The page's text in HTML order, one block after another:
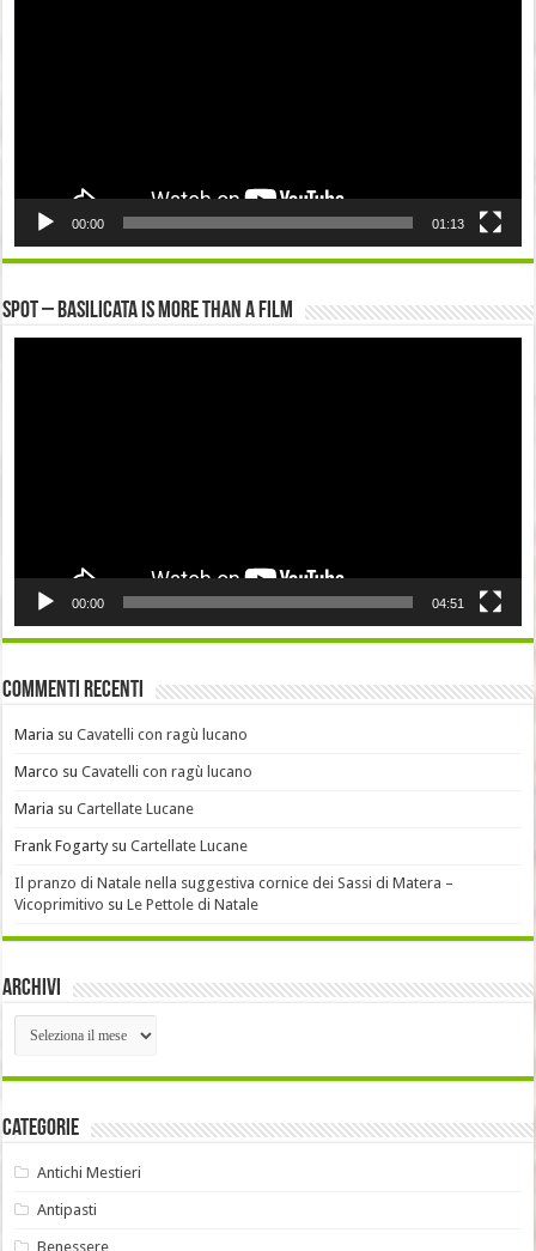
00:00 01:13
Spot – Basilicata is more than a Film
00:00 04:51
Commenti recenti
Maria suCavatelli con ragù lucano
Marco suCavatelli con ragù lucano
Maria suCartellate Lucane
Frank FogartysuCartellate Lucane
Il pranzo di Natale nella suggestiva cornice dei Sassi di Matera –
Vicoprimitivo suLe Pettole di Natale
Archivi
Archivi
Categorie
Antichi Mestieri
Antipasti
Benessere